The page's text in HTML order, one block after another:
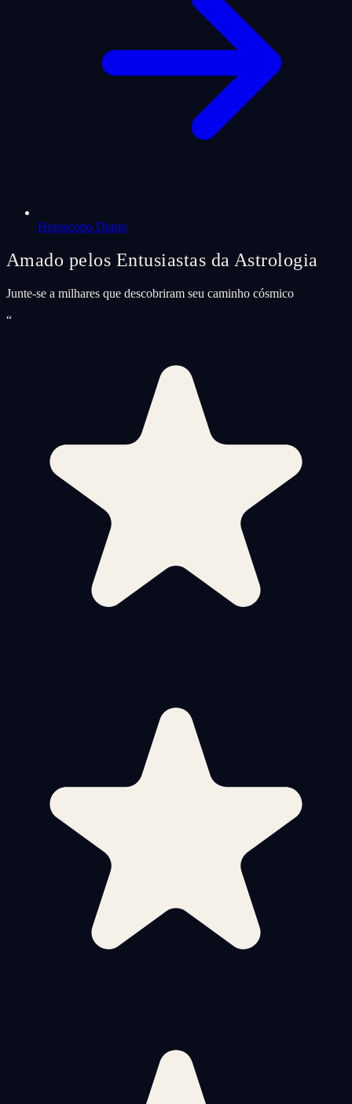
Horoscopo Diario
Amado pelos Entusiastas da Astrologia
Junte-se a milhares que descobriram seu caminho cósmico
“